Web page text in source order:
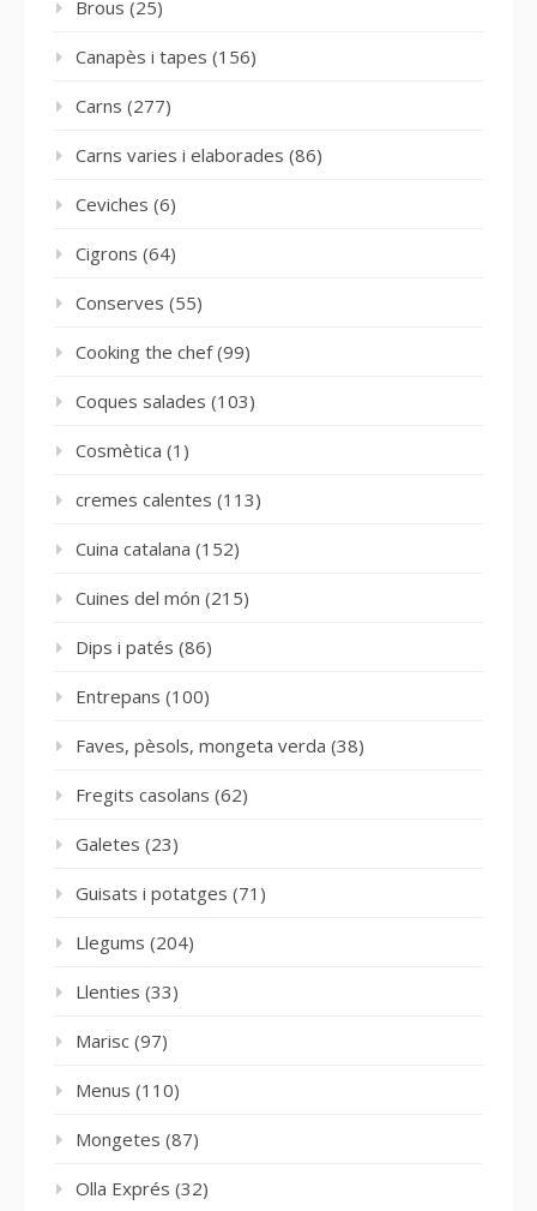
Brous (25)
Canapès i tapes (156)
Carns (277)
Carns varies i elaborades (86)
Ceviches (6)
Cigrons (64)
Conserves (55)
Cooking the chef(99)
Coques salades (103)
Cosmètica (1)
cremes calentes (113)
Cuina catalana (152)
Cuines del món (215)
Dips i patés (86)
Entrepans (100)
Faves, pèsols, mongeta verda (38)
Fregits casolans (62)
Galetes (23)
Guisats i potatges (71)
Llegums (204)
Llenties (33)
Marisc (97)
Menus (110)
Mongetes (87)
Olla Exprés (32)